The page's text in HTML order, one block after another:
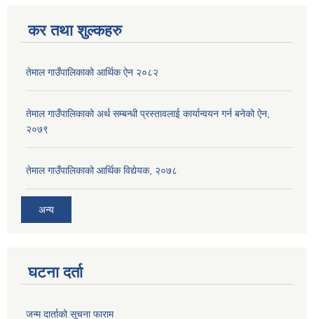
कर तथा शुल्कहरु
तेमाल गाउँपालिकाको आर्थिक ऐन २०८२
तेमाल गाउँपालिकाको अर्थ सम्बन्धी प्रस्तावलाई कार्यान्वयन गर्न बनेको ऐन,
२०७९
तेमाल गाउँपालिकाको आर्थिक विद्येयक, २०७८
अन्य
घटना दर्ता
जन्म दार्ताको सूचना फाराम